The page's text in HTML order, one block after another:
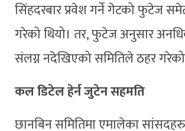
सिंहदरबार प्रवेश गर्ने गेटको फुटेज
गरेको थियो। तर, फुटेज अनुसार
संलग्न नदेखिएको समितिले ठहर गरेको
कल डिटेल हेर्न जुटेन सहमति
छानबिन समितिमा एमालेका